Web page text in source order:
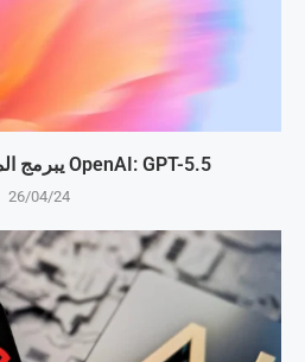
OpenAI: GPT-5.5 يبرمج المهام بذكاء متطور
26/04/24